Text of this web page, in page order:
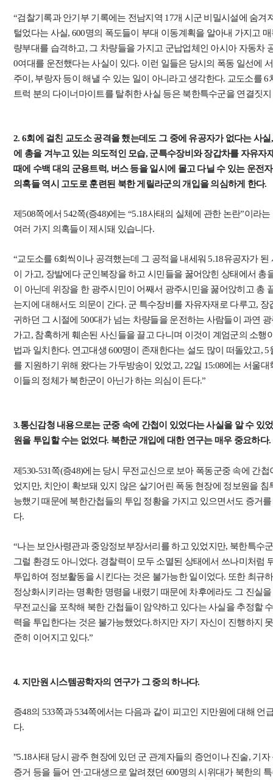
“검찰기록과 안기부 기록에는 전남지역 17개 시군 비밀시설에 숨겨
털었다는 사실, 600명의 폭도들이 부대 이동계획을 알아내 가지고
량부대를 습격하고, 그 차량들을 가지고 군납업체인 아시아 자동차
0여대를 운전했다는 사실이 있다. 이런 일들은 당시의 폭동 일선에
주이, 부랑자 등이 해낼 수 있는 일이 아니라고 생각한다. 교도소를
트럭 분의 다이너마이트를 탈취한 사실 등은 북한특수군을 연결짓
2. 6회에 걸친 교도소 공격을 했는데도 그 중에 유공자가 없다는 사
에 총을 겨누고 있는 의도적인 모습, 군특수장비와 장갑차를 자유자
때에 수백 대의 군용트럭, 버스 등을 일시에 몰고 다닐 수 있는 운전
의혹들 역시 고도로 훈련된 북한 게릴라군의 개입을 의심하게 한다.
제508쪽에서 542쪽(증48)에는 “5.18사태의 실체에 관한 논란”이라
여러 가지 의혹들이 제시돼 있습니다.
“교도소를 6회씩이나 공격했는데 그 공적을 내세워 5.18유공자가
이 가고, 장발에다 군인복장을 하고 시민들을 꿇어앉힌 상태에서 총
이 아닌데 위장을 한 광주시민이 어째서 광주시민을 꿇어앉히고 총
는지에 대해서도 의문이 간다. 군 특수장비를 자유자재로 다루고,
귀하던 그 시절에 500대가 넘는 차량들을 운전하는 사람들이 과연
가고, 참혹하게 훼손된 사신들을 끌고 다니며 이것이 계엄군의 소행
법과 일치한다. 연고대생 600명이 존재한다는 설도 많이 떠돌았고,
를 지원하기 위해 왔다는 가두방송이 있었고, 22일 15:08에는 서울
이들의 정체가 북한군이 아닌가 하는 의심이 든다.”
3.통신감청 내용으로는 군중 속에 간첩이 있었다는 사실을 알 수 있
원을 투입할 수는 없었다. 북한군 개입에 대한 연구는 매우 중요하다.
제530-531쪽(증48)에는 당시 무전교신으로 보아 폭동군중 속에 간
었지만, 치안이 확보돼 있지 않은 살기어린 폭동 현장에 정보원을
능했기 때문에 북한간첩들의 투입 정황을 가지고 있으면서도 증거
다.
“나는 보안사령관과 중앙정보부장서리를 하고 있었지만, 북한특수
그럴 환경도 아니었다. 경찰력이 모두 소멸된 상태에서 쓰나미처럼
투입하여 정보활동을 시킨다는 것은 불가능한 일이었다. 또한 최규
정상화시키라는 명확한 명령을 내렸기 때문에 차후에라도 그 진실
무전교신을 포착해 북한 간첩들이 암약하고 있다는 사실을 추정할
력을 투입한다는 것은 불가능했었다.하지만 자기 자신이 진행하지
준히 이어지고 있다.”
4. 지만원 시스템공학자의 연구가 그 중의 하나다.
증48의 533쪽과 534쪽에서는 다음과 같이 피고인 지만원에 대해 언
다.
"5.18사태 당시 광주 현장에 있던 군 관계자들의 증언이나 진술, 기
증거 등을 들어 연·고대생으로 알려졌던 600명의 시위대가 북한의